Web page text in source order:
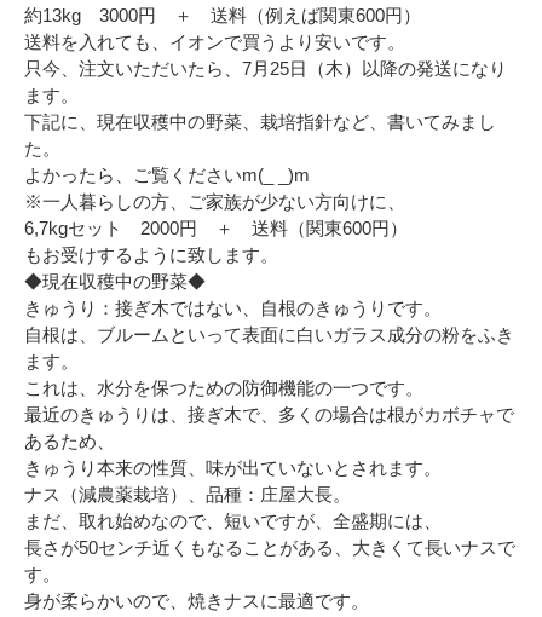
約13kg 3000円 ＋ 送料（例えば関東600円）
送料を入れても、イオンで買うより安いです。
只今、注文いただいたら、7月25日（木）以降の発送になり
ます。
下記に、現在収穫中の野菜、栽培指針など、書いてみまし
た。
よかったら、ご覧くださいm(_ _)m
※一人暮らしの方、ご家族が少ない方向けに、
6,7kgセット 2000円 ＋ 送料（関東600円）
もお受けするように致します。
◆現在収穫中の野菜◆
きゅうり：接ぎ木ではない、自根のきゅうりです。
自根は、ブルームといって表面に白いガラス成分の粉をふき
ます。
これは、水分を保つための防御機能の一つです。
最近のきゅうりは、接ぎ木で、多くの場合は根がカボチャで
あるため、
きゅうり本来の性質、味が出ていないとされます。
ナス（減農薬栽培）、品種：庄屋大長。
まだ、取れ始めなので、短いですが、全盛期には、
長さが50センチ近くもなることがある、大きくて長いナスで
す。
身が柔らかいので、焼きナスに最適です。